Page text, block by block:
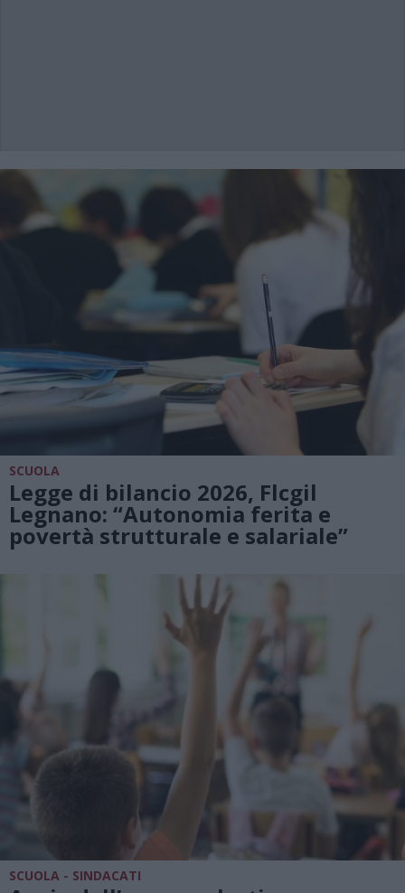
SCUOLA
Legge di bilancio 2026, Flcgil
Legnano: “Autonomia ferita e
povertà strutturale e salariale”
SCUOLA - SINDACATI